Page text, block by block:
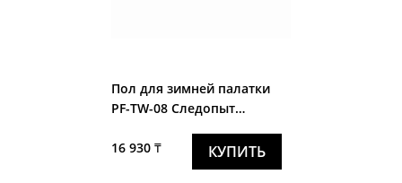
Пол для зимней палатки
PF-TW-08 Следопыт
16 930 ₸
КУПИТЬ